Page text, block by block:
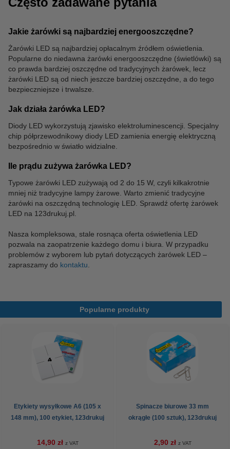
Jakie żarówki są najbardziej energooszczędne?
Żarówki LED są najbardziej opłacalnym źródłem oświetlenia.
Popularne do niedawna żarówki energooszczędne (świetlówki) są
co prawda bardziej oszczędne od tradycyjnych żarówek, lecz
żarówki LED są od niech jeszcze bardziej oszczędne, a do tego
bezpieczniejsze i trwalsze.
Jak działa żarówka LED?
Diody LED wykorzystują zjawisko elektroluminescencji. Specjalny
chip półprzewodnikowy diody LED zamienia energię elektryczną
bezpośrednio w światło widzialne.
Ile prądu zużywa żarówka LED?
Typowe żarówki LED zużywają od 2 do 15 W, czyli kilkakrotnie
mniej niż tradycyjne lampy żarowe. Warto zmienić tradycyjne
żarówki na oszczędną technologię LED. Sprawdź ofertę żarówek
LED na 123drukuj.pl.
Nasza kompleksowa, stale rosnąca oferta oświetlenia LED
pozwala na zaopatrzenie każdego domu i biura. W przypadku
problemów z wyborem lub pytań dotyczących żarówek LED –
zapraszamy do kontaktu.
Popularne produkty
Etykiety wysyłkowe A6 (105 x
148 mm), 100 etykiet, 123drukuj
14,90 zł z VAT
Spinacze biurowe 33 mm
okrągłe (100 sztuk), 123drukuj
2,90 zł z VAT